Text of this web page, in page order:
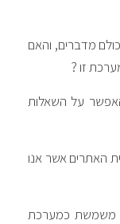
מדברים, והאם
זו ?
על השאלות
האתרים אשר אנו
משמשת כמערכת